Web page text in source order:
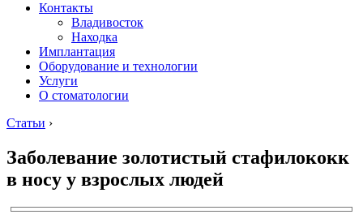
Контакты
Владивосток
Находка
Имплантация
Оборудование и технологии
Услуги
О стоматологии
Статьи ›
Заболевание золотистый стафилококк
в носу у взрослых людей